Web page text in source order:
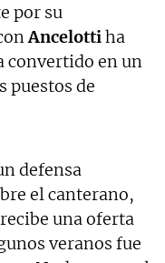
por su
Ancelottiha
convertido en un
puestos de
defensa
el canterano,
una oferta
veranos fue